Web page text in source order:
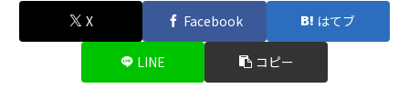
X Facebook はてブ
LINE コピー